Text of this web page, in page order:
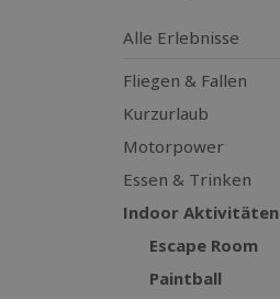
Alle Erlebnisse
Fliegen & Fallen
Kurzurlaub
Motorpower
Essen & Trinken
Indoor Aktivitäten
Escape Room
Paintball